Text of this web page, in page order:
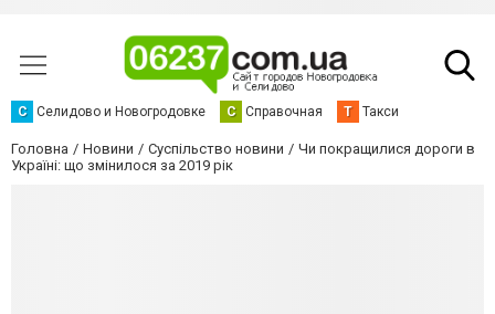
С Селидово и Новогродовке С Справочная Т Такси
Головна Новини Суспільство новини
Чи покращилися дороги в
Україні: що змінилося за 2019 рік